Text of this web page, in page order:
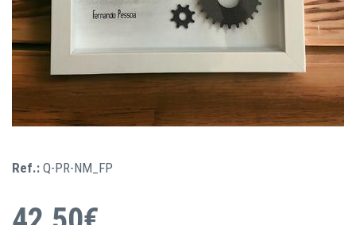
Ref.: Q-PR-NM_FP